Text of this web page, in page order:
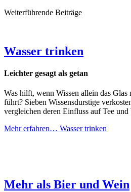
Weiterführende Beiträge
Wasser trinken
Leichter gesagt als getan
Was hilft, wenn Wissen allein das
führt? Sieben Wissensdurstige
vergleichen deren Einfluss auf Tee
Mehr erfahren… Wasser trinken
Mehr als Bier und Wein